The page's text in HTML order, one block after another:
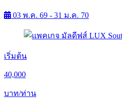
03 พ.ค. 69 - 31 ม.ค. 70
เริ่มต้น
40,000
บาท/ท่าน